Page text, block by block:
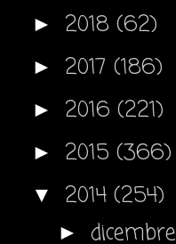
► 2018 (62)
► 2017 (186)
► 2016 (221)
► 2015 (366)
▼ 2014 (254)
► dicembre